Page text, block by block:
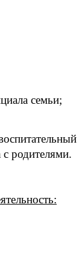
семьи;
с родителями.